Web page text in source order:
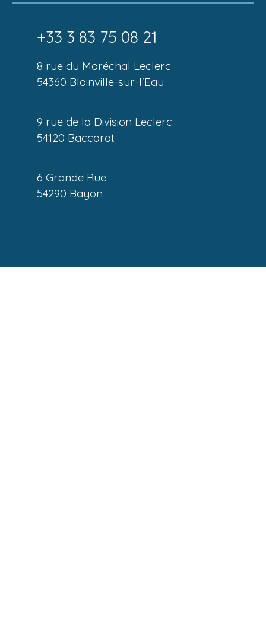
+33 3 83 75 08 21
8 rue du Maréchal Leclerc
54360 Blainville-sur-l'Eau
9 rue de la Division Leclerc
54120 Baccarat
6 Grande Rue
54290 Bayon